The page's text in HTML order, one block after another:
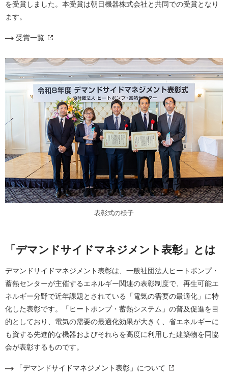
を受賞しました。本受賞は朝日機器株式会社と共同での受賞となり
ます。
受賞一覧
表彰式の様子
「デマンドサイドマネジメント表彰」とは
デマンドサイドマネジメント表彰は、一般社団法人ヒートポンプ・
蓄熱センターが主催するエネルギー関連の表彰制度で、再生可能エ
ネルギー分野で近年課題とされている「電気の需要の最適化」に特
化した表彰です。「ヒートポンプ・蓄熱システム」の普及促進を目
的としており、電気の需要の最適化効果が大きく、省エネルギーに
も資する先進的な機器およびそれらを高度に利用した建築物を同協
会が表彰するものです。
「デマンドサイドマネジメント表彰」について